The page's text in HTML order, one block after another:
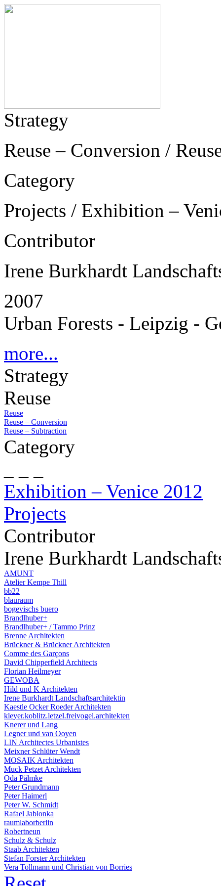
Strategy
Reuse – Conversion /
Category
Projects / Exhibition –
Contributor
Irene Burkhardt
2007
Urban Forests - Leipzig -
more...
Strategy
Reuse
Reuse
Reuse – Conversion
Reuse – Subtraction
Category
Exhibition – Venice 2012
Projects
Contributor
Irene Burkhardt
AMUNT
Atelier Kempe Thill
bb22
blauraum
bogevischs buero
Brandlhuber+
Brandlhuber+ / Tammo Prinz
Brenne Architekten
Brückner & Brückner Architekten
Comme des Garçons
David Chipperfield Architects
Florian Heilmeyer
GEWOBA
Hild und K Architekten
Irene Burkhardt Landschaftsarchitektin
Kaestle Ocker Roeder Architekten
kleyer.koblitz.letzel.freivogel.architekten
Knerer und Lang
Legner und van Ooyen
LIN Architectes Urbanistes
Meixner Schlüter Wendt
MOSAIK Architekten
Muck Petzet Architekten
Oda Pälmke
Peter Grundmann
Peter Haimerl
Peter W. Schmidt
Rafael Jablonka
raumlaborberlin
Robertneun
Schulz & Schulz
Staab Architekten
Stefan Forster Architekten
Vera Tollmann und Christian von Borries